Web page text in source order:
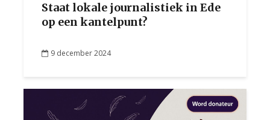
Staat lokale journalistiek in Ede
op een kantelpunt?
9 december 2024